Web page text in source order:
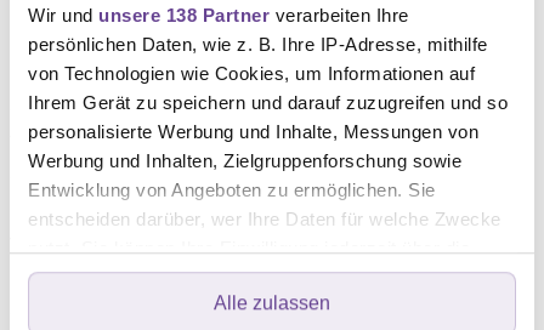
Wir und unsere 138 Partner verarbeiten Ihre
persönlichen Daten, wie z. B. Ihre IP-Adresse, mithilfe
von Technologien wie Cookies, um Informationen auf
Ihrem Gerät zu speichern und darauf zuzugreifen und so
personalisierte Werbung und Inhalte, Messungen von
Werbung und Inhalten, Zielgruppenforschung sowie
Entwicklung von Angeboten zu ermöglichen. Sie
entscheiden darüber, wer Ihre Daten für welche Zwecke
nutzt. Sie können Ihre Einwilligung jederzeit über die
Cookie-Erklärung oder durch Klicken auf das Privacy
Trigger Symbol ändern oder widerrufen
Alle zulassen
Rauchen erklären.
Die Botschaft an alle Menschen mit Krebs ist klar:
Schuldgefühle und Selbstvorwürfe sind auch aus
wissenschaftlichem Blickwinkel überflüssig. Denn
Stress oder schwierige Lebensphasen haben ihre
Erkrankung mit allergrößter Wahrscheinlichkeit nicht
betonen ausdrücklich, dass die aktuellen
Studienergebnisse Menschen mit Krebs entlasten